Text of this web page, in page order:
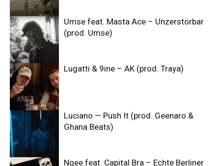
Umse feat. Masta Ace – Unzerstörbar
(prod. Umse)
Lugatti & 9ine – AK (prod. Traya)
Luciano — Push It (prod. Geenaro &
Ghana Beats)
Ngee feat. Capital Bra – Echte Berliner